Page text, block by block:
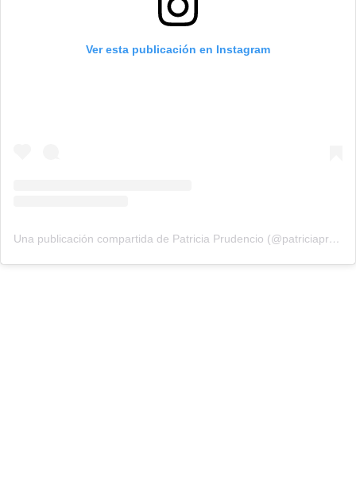
Ver esta publicación en Instagram
Una publicación compartida de Patricia Prudencio (@patriciaprudencio98)